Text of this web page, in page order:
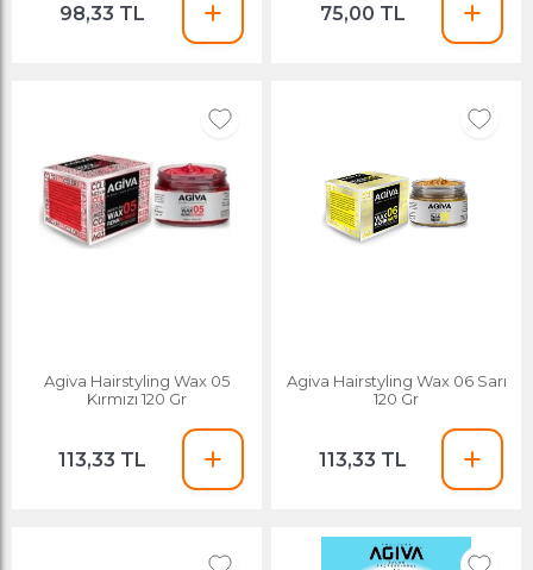
98,33 TL 75,00 TL
Agiva Hairstyling Wax 05
Kırmızı 120 Gr
113,33 TL
Agiva Hairstyling Wax 06 Sarı
120 Gr
113,33 TL